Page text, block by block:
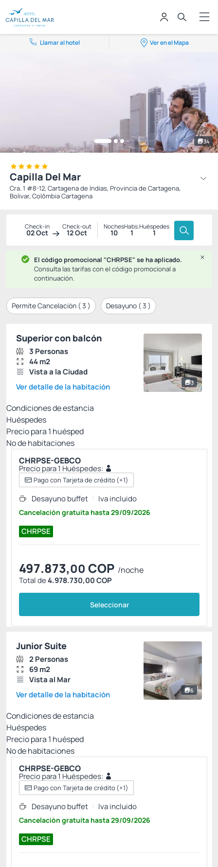
Llamar al hotel Ver en el Mapa
34
Capilla Del Mar
Cra. 1 #8-12, Cartagena de Indias, Provincia de Cartagena,
Bolívar, Colômbia Cartagena
Check-in
02 Oct
Check-out
12 Oct
Noches
10
Habs.
1
Huéspedes
1
El código promocional "CHRPSE" se ha aplicado.
Consulta las tarifas con el código promocional a
continuación.
Permite Cancelación ( 3 ) Desayuno ( 3 )
3
Superior con balcón
3 Personas
44 m2
Vista a la Ciudad
Ver detalle de la habitación
Condiciones de estancia
Huéspedes
Precio para 1 huésped
Nº de habitaciones
CHRPSE-GEBCO
Precio para 1 Huéspedes:
Pago con Tarjeta de crédito(+1)
CHRPSE
Desayuno buffet Iva incluido
Cancelación gratuita hasta29/09/2026
497.873,00 COP /noche
Total de4.978.730,00 COP
Seleccionar
6
Junior Suite
2 Personas
69 m2
Vista al Mar
Ver detalle de la habitación
Condiciones de estancia
Huéspedes
Precio para 1 huésped
Nº de habitaciones
CHRPSE-GEBCO
Precio para 1 Huéspedes:
Pago con Tarjeta de crédito(+1)
CHRPSE
Desayuno buffet Iva incluido
Cancelación gratuita hasta29/09/2026